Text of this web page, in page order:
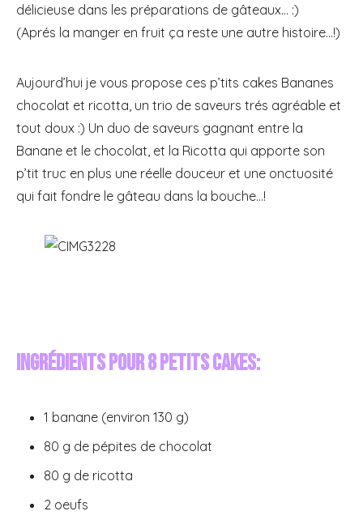
délicieuse dans les préparations de gâteaux… :)
(Aprés la manger en fruit ça reste une autre histoire…!)
Aujourd’hui je vous propose ces p’tits cakes Bananes
chocolat et ricotta, un trio de saveurs trés agréable et
tout doux :) Un duo de saveurs gagnant entre la
Banane et le chocolat, et la Ricotta qui apporte son
p’tit truc en plus une réelle douceur et une onctuosité
qui fait fondre le gâteau dans la bouche…!
Ingrédientspour 8 petits cakes:
1 banane (environ 130 g)
80 g de pépites de chocolat
80 g de ricotta
2 oeufs